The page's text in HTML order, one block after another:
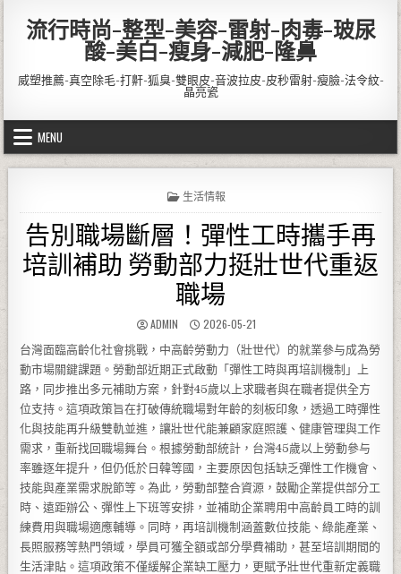
流行時尚-整型-美容-雷射-肉毒-玻尿
酸-美白-瘦身-減肥-隆鼻
威塑推薦-真空除毛-打鼾-狐臭-雙眼皮-音波拉皮-皮秒雷射-瘦臉-法令紋-
晶亮瓷
MENU
POSTED IN
生活情報
告別職場斷層！彈性工時攜手再
培訓補助 勞動部力挺壯世代重返
職場
AUTHOR:
ADMIN PUBLISHED DATE:
2026-05-21
台灣面臨高齡化社會挑戰，中高齡勞動力（壯世代）的就業參与成為勞
動市場關鍵課題。勞動部近期正式啟動「彈性工時與再培訓機制」上
路，同步推出多元補助方案，針對45歲以上求職者與在職者提供全方
位支持。這項政策旨在打破傳統職場對年齡的刻板印象，透過工時彈性
化與技能再升級雙軌並進，讓壯世代能兼顧家庭照護、健康管理與工作
需求，重新找回職場舞台。根據勞動部統計，台灣45歲以上勞動參与
率雖逐年提升，但仍低於日韓等國，主要原因包括缺乏彈性工作機會、
技能與產業需求脫節等。為此，勞動部整合資源，鼓勵企業提供部分工
時、遠距辦公、彈性上下班等安排，並補助企業聘用中高齡員工時的訓
練費用與職場適應輔導。同時，再培訓機制涵蓋數位技能、綠能產業、
長照服務等熱門領域，學員可獲全額或部分學費補助，甚至培訓期間的
生活津貼。這項政策不僅緩解企業缺工壓力，更賦予壯世代重新定義職